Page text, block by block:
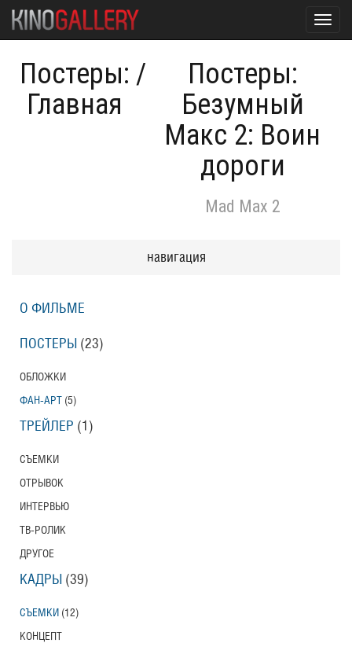
Постеры:
Главная
/
Постеры:
Безумный
Макс 2: Воин
дороги
Mad Max 2
навигация
О ФИЛЬМЕ
ПОСТЕРЫ (23)
ОБЛОЖКИ
ФАН-АРТ (5)
ТРЕЙЛЕР (1)
СЪЕМКИ
ОТРЫВОК
ИНТЕРВЬЮ
ТВ-РОЛИК
ДРУГОЕ
КАДРЫ (39)
СЪЕМКИ (12)
КОНЦЕПТ